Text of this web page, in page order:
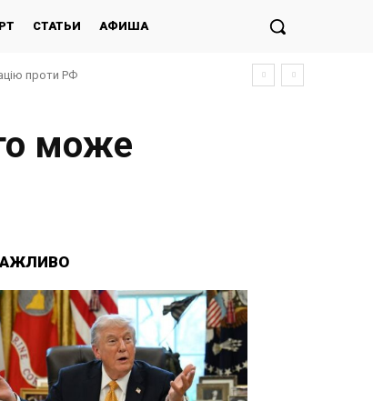
СТАТЬИ АФИША
проти РФ
може